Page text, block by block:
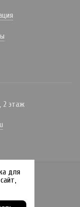
2 этаж
для